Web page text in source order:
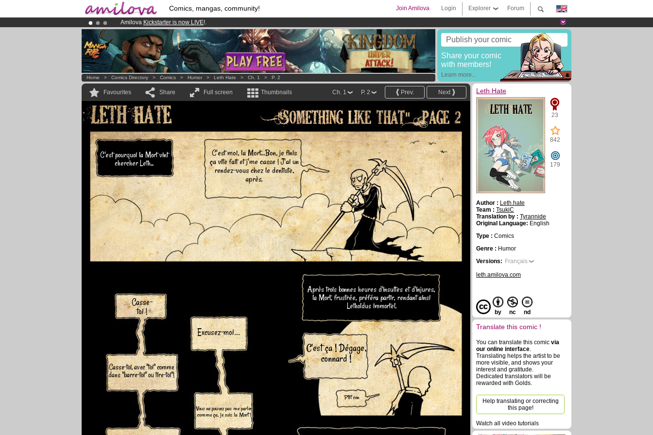
Comics, mangas, community! Forum
Explorer
Login
Join Amilova
Amilova Kickstarter is now LIVE!.
Premium membership from3.95 eurosper month !Get membership now
Already 100000membersand 1000 comics & mangas!.
Publish your comic
Share your comic
with members!
Learn more...
Home > Comics Directory > Comics > Humor > Leth Hate > Ch. 1 > P. 2
Favourites Share Full screen Thumbnails Next
Prev.
P. 2
Ch. 1
C'est pourquoi la Mort vint
chercher Leth...
C'est moi, la Mort...Bon, je finis
ça vite fait et j'me casse ! J'ai un
rendez-vous chez le dentiste,
après.
Casse-
toi !
Excusez-moi...
Casse-toi, avec "toi" comme
dans "barre-toi" ou tire-toi"!
Vous ne pouvez pas me parler
comme ça, je suis la Mort !
Après trois bonnes heures d'insultes et d'injures,
la Mort, frustrée, préféra partir, rendant ainsi
Letholdus immortel.
C'est ça ! Dégage,
connard !
P'tit con
Leth Hate
23
842
179
Author : Leth.hate
Team : TsukiC
Translation by : Tyrannide
Original Language: English
Type : Comics
Genre : Humor
Versions: Français
leth.amilova.com
by nc nd
Translate this comic !
You can translate this comic via
our online interface.
Translating helps the artist to be
more visible, and shows your
interest and gratitude.
Dedicated translators will be
rewarded with Golds.
Help translating or correcting
this page!
Watch all video tutorials